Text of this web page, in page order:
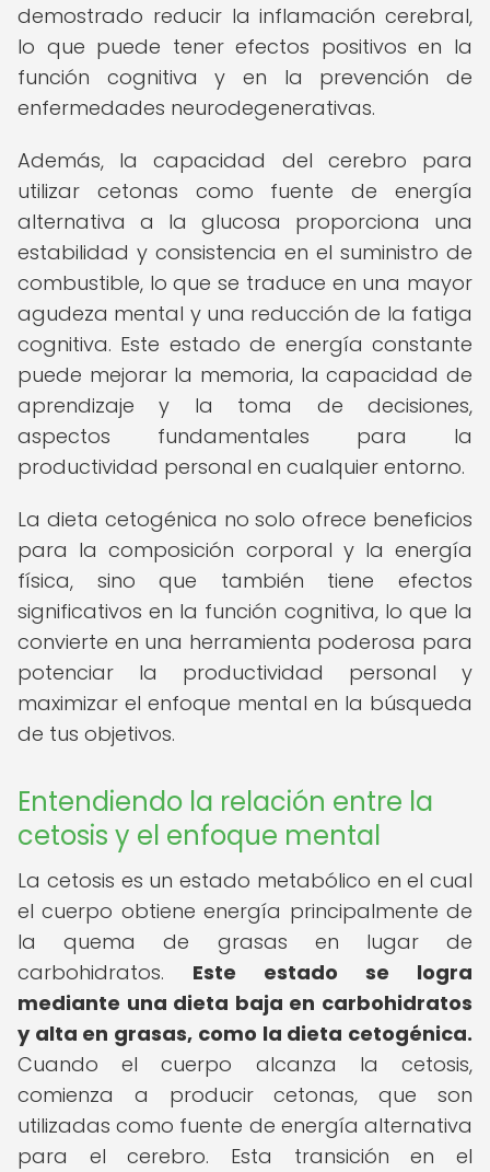
demostrado reducir la inflamación cerebral,
lo que puede tener efectos positivos en la
función cognitiva y en la prevención de
enfermedades neurodegenerativas.
Además, la capacidad del cerebro para
utilizar cetonas como fuente de energía
alternativa a la glucosa proporciona una
estabilidad y consistencia en el suministro de
combustible, lo que se traduce en una mayor
agudeza mental y una reducción de la fatiga
cognitiva. Este estado de energía constante
puede mejorar la memoria, la capacidad de
aprendizaje y la toma de decisiones,
aspectos fundamentales para la
productividad personal en cualquier entorno.
La dieta cetogénica no solo ofrece beneficios
para la composición corporal y la energía
física, sino que también tiene efectos
significativos en la función cognitiva, lo que la
convierte en una herramienta poderosa para
potenciar la productividad personal y
maximizar el enfoque mental en la búsqueda
de tus objetivos.
Entendiendo la relación entre la
cetosis y el enfoque mental
La cetosis es un estado metabólico en el cual
el cuerpo obtiene energía principalmente de
la quema de grasas en lugar de
carbohidratos. Este estado se logra
mediante una dieta baja en carbohidratos
y alta en grasas, como la dieta cetogénica.
Cuando el cuerpo alcanza la cetosis,
comienza a producir cetonas, que son
utilizadas como fuente de energía alternativa
para el cerebro. Esta transición en el